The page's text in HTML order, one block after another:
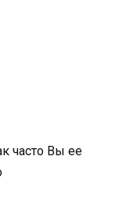
часто Вы ее